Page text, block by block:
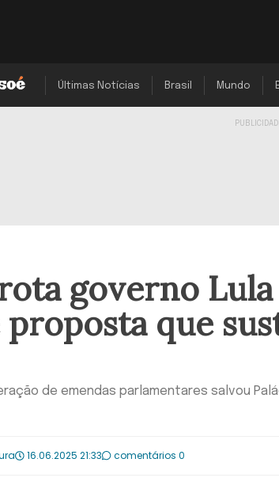
Últimas Notícias Brasil Mundo
governo
que
de emendas parlamentares salvou
16.06.2025 21:33 comentários 0